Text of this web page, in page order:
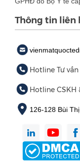
Thông tin liên
Hotline Tư
Hotline CSKH
126-128 Bùi